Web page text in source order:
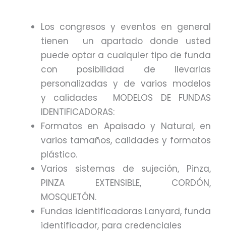
Los congresos y eventos en general
tienen un apartado donde usted
puede optar a cualquier tipo de funda
con posibilidad de llevarlas
personalizadas y de varios modelos
y calidades MODELOS DE FUNDAS
IDENTIFICADORAS:
Formatos en Apaisado y Natural, en
varios tamaños, calidades y formatos
plástico.
Varios sistemas de sujeción, Pinza,
PINZA EXTENSIBLE, CORDÓN,
MOSQUETÓN.
Fundas identificadoras Lanyard, funda
identificador, para credenciales